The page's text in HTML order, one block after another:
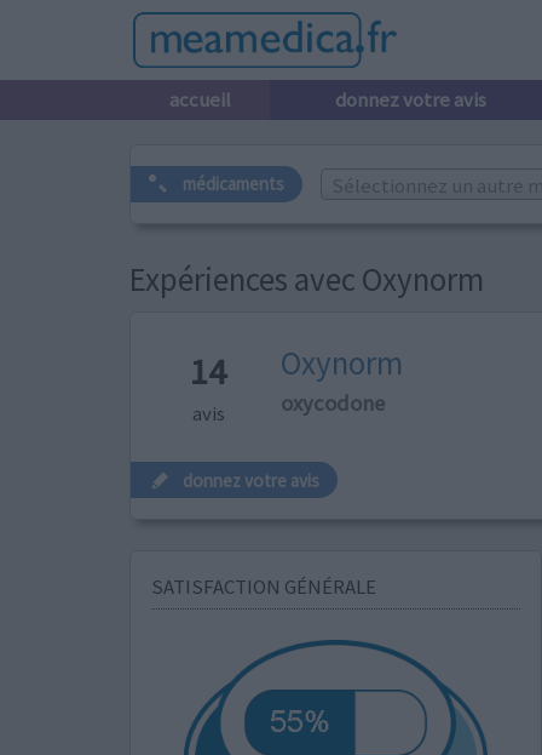
accueil donnez votre avis
médicaments Sélectionnez un autre
Expériences avec Oxynorm
14
avis
Oxynorm
oxycodone
donnez votre avis
SATISFACTION GÉNÉRALE